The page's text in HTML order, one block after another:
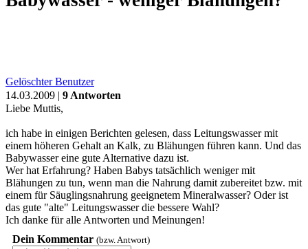
Gelöschter Benutzer
14.03.2009 | 9 Antworten
Liebe Muttis,
ich habe in einigen Berichten gelesen, dass Leitungswasser mit
einem höheren Gehalt an Kalk, zu Blähungen führen kann. Und das
Babywasser eine gute Alternative dazu ist.
Wer hat Erfahrung? Haben Babys tatsächlich weniger mit
Blähungen zu tun, wenn man die Nahrung damit zubereitet bzw. mit
einem für Säuglingsnahrung geeignetem Mineralwasser? Oder ist
das gute "alte" Leitungswasser die bessere Wahl?
Ich danke für alle Antworten und Meinungen!
Dein Kommentar (bzw. Antwort)